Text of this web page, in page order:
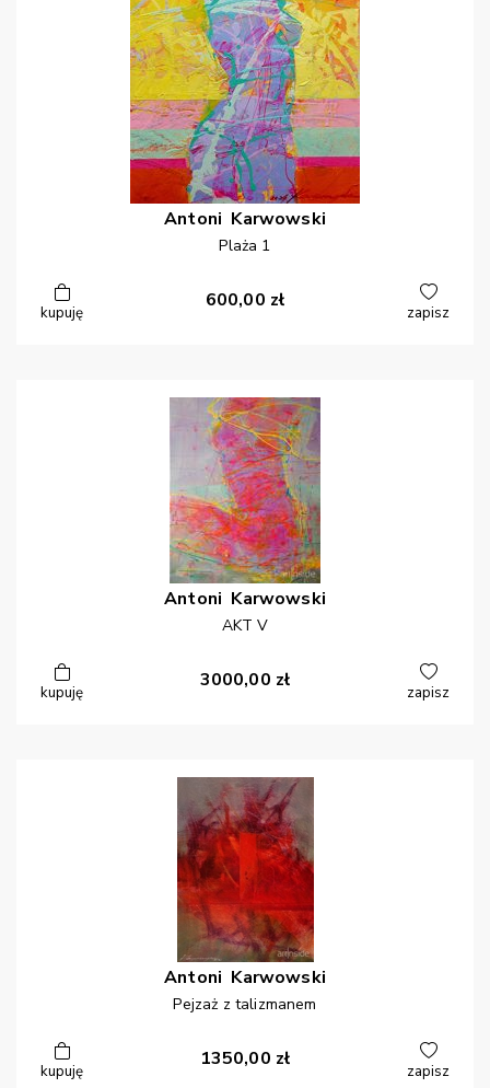
Antoni Karwowski
Plaża 1
kupuję
600,00 zł
zapisz
Antoni Karwowski
AKT V
kupuję
3000,00 zł
zapisz
Antoni Karwowski
Pejzaż z talizmanem
kupuję
1350,00 zł
zapisz